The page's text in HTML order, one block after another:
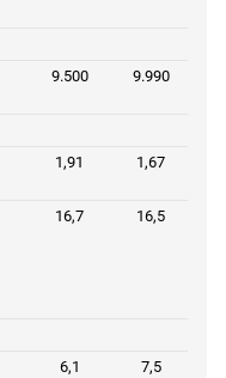
9.500 9.990
1,91 1,67
16,7 16,5
6,1 7,5